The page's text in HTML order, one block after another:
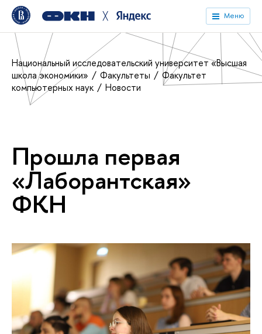
╳ Меню
Национальный исследовательский университет «Высшая
школа экономики»
Факультеты
Факультет
компьютерных наук
Новости
Прошла первая
«Лаборантская»
ФКН